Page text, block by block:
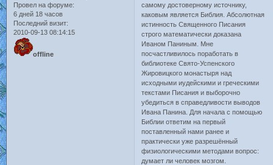
Провел на форуме:
6 дней 18 часов
Последний визит:
2010-09-13 08:14:15
offline
самому достоверному источнику,
каковым является Библия. Абсолютная
истинность Священного Писания
строго математически доказана
Иваном Паниным. Мне
посчастливилось поработать в
библиотеке Свято-Успенского
Жировицкого монастыря над
исходными иудейскими и греческими
текстами Писания и выборочно
убедиться в справедливости выводов
Ивана Панина. Для начала с помощью
Библии ответим на первый
поставленный нами ранее и
практически уже разрешённый
физиологическими методами вопрос:
думает ли человек мозгом.